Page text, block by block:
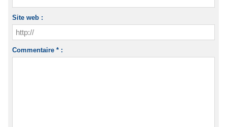
Site web :
Commentaire * :